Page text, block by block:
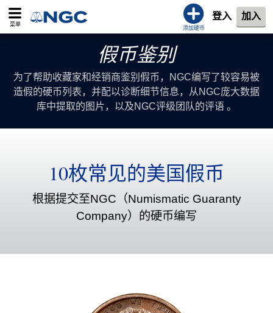
菜单
添加硬币
登入 加入
假币鉴别
为了帮助收藏家和经销商鉴别假币，NGC编写了较容易被
造假的硬币列表，并配以诊断细节信息，从NGC庞大数据
库中提取的图片，以及NGC评级团队的评语 。
10枚常见的美国假币
根据提交至NGC（Numismatic Guaranty
Company）的硬币编写